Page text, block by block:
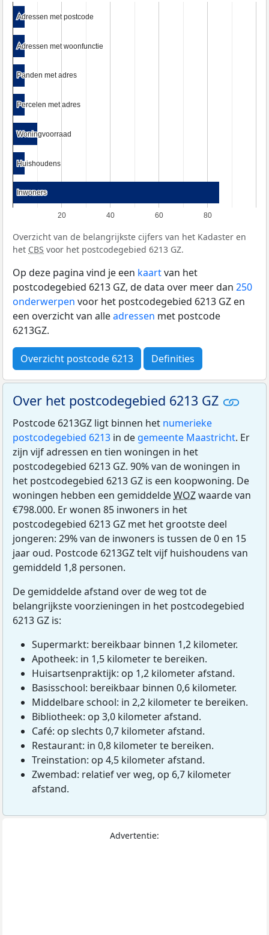
20 40 60 80
Adressen met postcode
Adressen met postcode
Adressen met woonfunctie
Adressen met woonfunctie
Panden met adres
Panden met adres
Percelen met adres
Percelen met adres
Woningvoorraad
Woningvoorraad
Huishoudens
Huishoudens
Inwoners
Inwoners
Overzicht van de belangrijkste cijfers van het Kadaster en
het CBS voor het postcodegebied 6213 GZ.
Op deze pagina vind je een kaartvan het
postcodegebied 6213 GZ, de data over meer dan 250
onderwerpen voor het postcodegebied 6213 GZ en
een overzicht van alleadressen met postcode
6213GZ.
Overzicht postcode 6213 Definities
Over het postcodegebied 6213 GZ
Postcode 6213GZ ligt binnen het numerieke
postcodegebied 6213 in de gemeente Maastricht. Er
zijn vijf adressen en tien woningen in het
postcodegebied 6213 GZ. 90% van de woningen in
het postcodegebied 6213 GZ is een koopwoning. De
woningen hebben een gemiddeldeWOZwaarde van
€798.000. Er wonen 85 inwoners in het
postcodegebied 6213 GZ met het grootste deel
jongeren: 29% van de inwoners is tussen de 0 en 15
jaar oud. Postcode 6213GZ telt vijf huishoudens van
gemiddeld 1,8 personen.
De gemiddelde afstand over de weg tot de
belangrijkste voorzieningen in het postcodegebied
6213 GZ is:
Supermarkt: bereikbaar binnen 1,2 kilometer.
Apotheek: in 1,5 kilometer te bereiken.
Huisartsenpraktijk: op 1,2 kilometer afstand.
Basisschool: bereikbaar binnen 0,6 kilometer.
Middelbare school: in 2,2 kilometer te bereiken.
Bibliotheek: op 3,0 kilometer afstand.
Café: op slechts 0,7 kilometer afstand.
Restaurant: in 0,8 kilometer te bereiken.
Treinstation: op 4,5 kilometer afstand.
Zwembad: relatief ver weg, op 6,7 kilometer
afstand.
Advertentie: